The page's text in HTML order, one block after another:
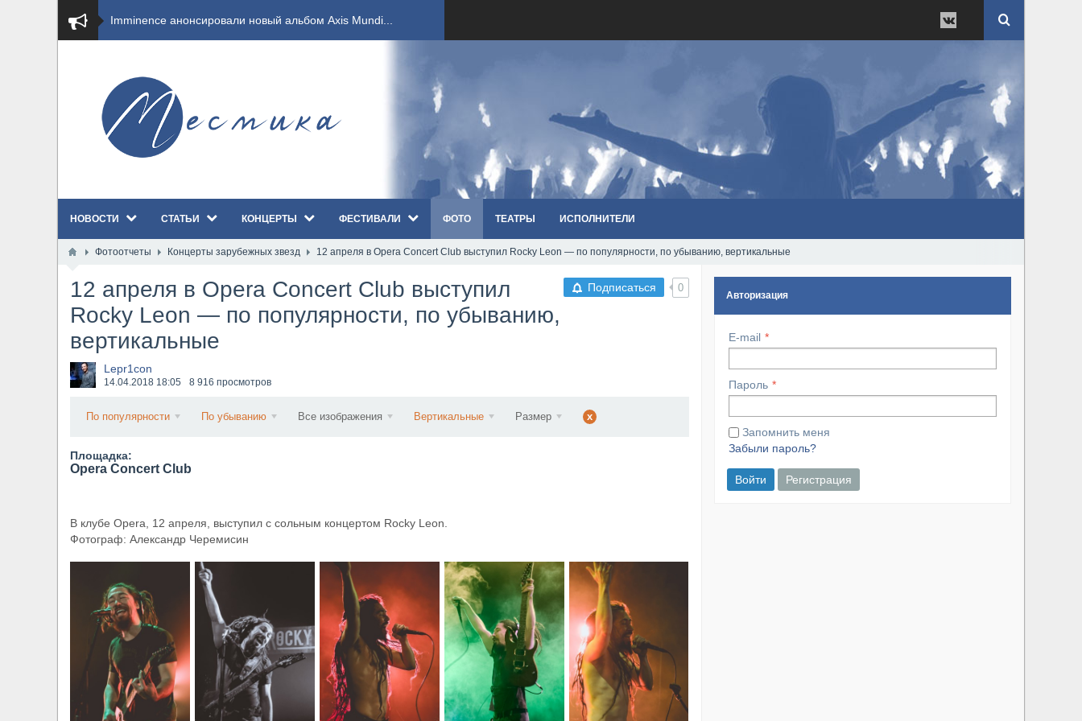
​Imminence анонсировали новый альбом Axis Mundi...
GHOST возвращаются на большие экраны с новым ко...
​Summer Breeze Open Air 2026 полностью переходи...
ANTHRAX представили новый сингл и видеоклип «Th...
XANDRIA представили новый сингл под названием «...
Wacken Open Air 2026 объявили последние одиннад...
​Wacken Open Air 2027 объявил новую волну участ...
НОВОСТИ СТАТЬИ КОНЦЕРТЫ ФЕСТИВАЛИ ФОТО ТЕАТРЫ ИСПОЛНИТЕЛИ
Фотоотчеты Концерты зарубежных звезд 12 апреля в Opera Concert Club выступил Rocky Leon — по популярности, по убыванию, вертикальные
Подписаться 0
12 апреля в Opera Concert Club выступил
Rocky Leon — по популярности, по убыванию,
вертикальные
Lepr1con
14.04.2018 18:05 8 916 просмотров
По популярности По убыванию Все изображения Вертикальные Размер x
Площадка:
Opera Concert Club
В клубе Opera, 12 апреля, выступил с сольным концертом Rocky Leon.
Фотограф: Александр Черемисин
Авторизация
E-mail
Пароль
Запомнить меня
Забыли пароль?
Войти Регистрация